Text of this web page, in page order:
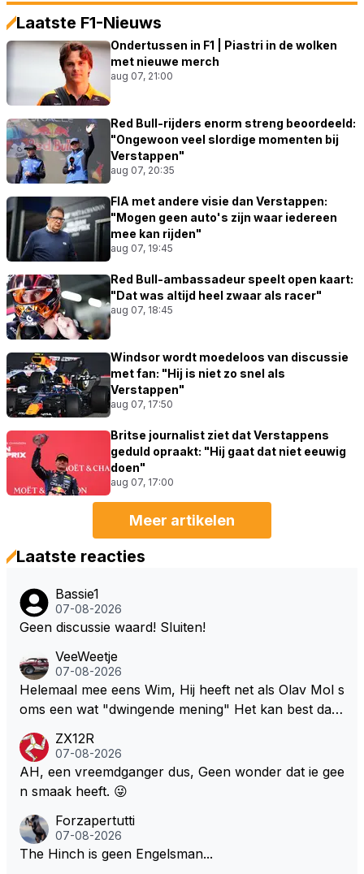
Laatste F1-Nieuws
Ondertussen in F1 | Piastri in de wolken
met nieuwe merch
aug 07, 21:00
Red Bull-rijders enorm streng beoordeeld:
"Ongewoon veel slordige momenten bij
Verstappen"
aug 07, 20:35
FIA met andere visie dan Verstappen:
"Mogen geen auto's zijn waar iedereen
mee kan rijden"
aug 07, 19:45
Red Bull-ambassadeur speelt open kaart:
"Dat was altijd heel zwaar als racer"
aug 07, 18:45
Windsor wordt moedeloos van discussie
met fan: "Hij is niet zo snel als
Verstappen"
aug 07, 17:50
Britse journalist ziet dat Verstappens
geduld opraakt: "Hij gaat dat niet eeuwig
doen"
aug 07, 17:00
Meer artikelen
Laatste reacties
Bassie1
07-08-2026
Geen discussie waard! Sluiten!
VeeWeetje
07-08-2026
Helemaal mee eens Wim, Hij heeft net als Olav Mol s
oms een wat "dwingende mening" Het kan best dat
l bij Windsor op te roepen. Maar in een tijd zonder r
aces zijn dit leuke berichtjes
ZX12R
07-08-2026
AH, een vreemdganger dus, Geen wonder dat ie gee
n smaak heeft. 😜
Forzapertutti
07-08-2026
The Hinch is geen Engelsman...